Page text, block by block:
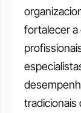
fortalecer a
tradicionais